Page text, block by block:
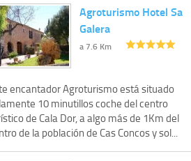
Agroturismo Hotel Sa
Galera
a 7.6 Km
encantador Agroturismo está situado
10 minutillos coche del centro
de Cala Dor, a algo más de 1Km del
de la población de Cas Concos y sol...